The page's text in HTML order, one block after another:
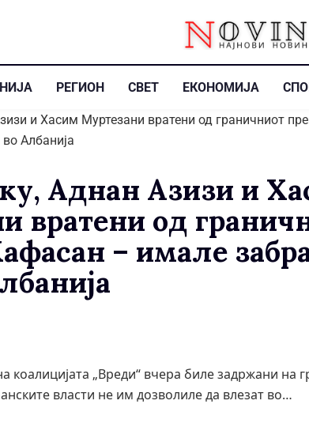
РЕГИОН СВЕТ ЕКОНОМИЈА
Аднан Азизи и
вратени од
– имале
коалицијата „Вреди“ вчера биле задржани на
власти не им дозволиле да влезат во…